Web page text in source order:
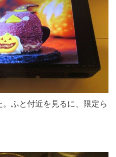
ふと付近を見るに、限定ら